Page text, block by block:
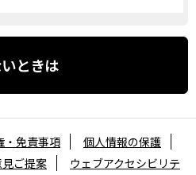
ときは
・免責事項
個人情報の保護
ご提案
ウェブアクセシビリテ